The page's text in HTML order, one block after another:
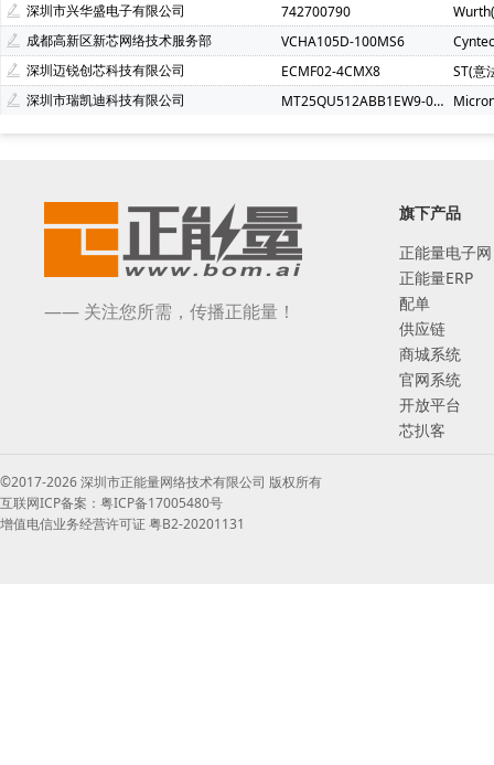
深圳市兴华盛电子有限公司
742700790
成都高新区新芯网络技术服务部
VCHA105D-100MS6
深圳迈锐创芯科技有限公司
ECMF02-4CMX8
ST(意
深圳市瑞凯迪科技有限公司
MT25QU512ABB1EW9-0SIT
—— 关注您所需，传播正能量！
旗下产品
正能量电子网
正能量ERP
配单
供应链
商城系统
官网系统
开放平台
芯扒客
©2017-2026 深圳市正能量网络技术有限公司 版权所有
互联网ICP备案：粤ICP备17005480号
增值电信业务经营许可证 粤B2-20201131